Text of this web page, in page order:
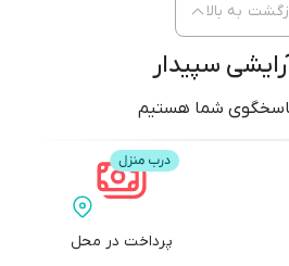
سپیدار
شما هستیم
به بالا
پرداخت در محل